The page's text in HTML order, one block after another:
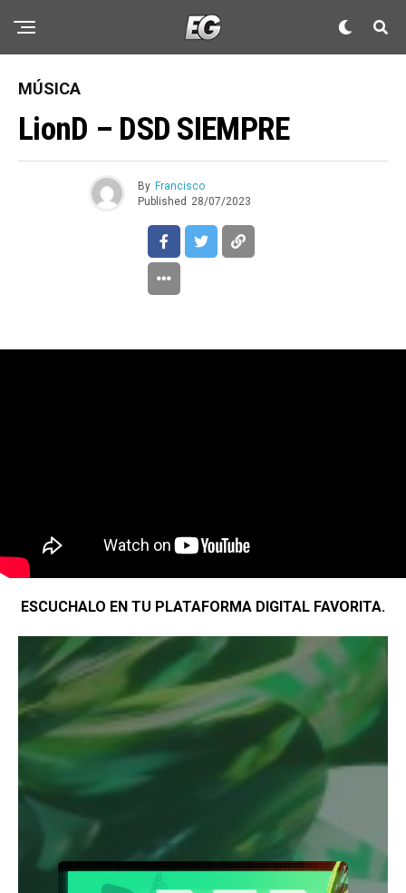
MÚSICA
LionD – DSD SIEMPRE
By Francisco
Published 28/07/2023
ESCUCHALO EN TU PLATAFORMA DIGITAL FAVORITA.